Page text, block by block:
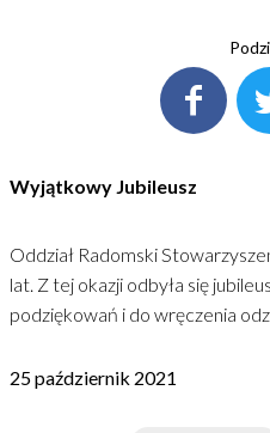
Wyjątkowy Jubileusz
Oddział Radomski
lat. Z tej okazji odbyła się
podziękowań i do wręczenia
25 październik 2021